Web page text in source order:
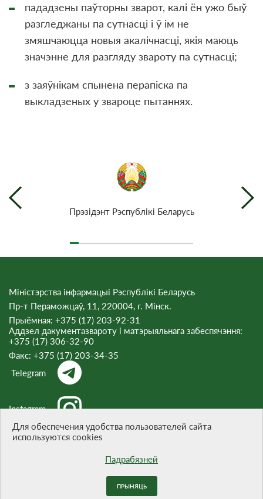
пададзены паўторны зварот, калі ён ужо быў
разгледжаны па сутнасці і ў ім не
змяшчаюцца новыя акалічнасці, якія маюць
значэнне для разгляду звароту па сутнасці;
з заяўнікам спынена перапіска па
выкладзеных у звароце пытаннях.
Прэзiдэнт Рэспублiкi Беларусь
Міністэрства інфармацыі Рэспублікі Беларусь
Пр-т Пераможцаў, 11, 220004, г. Мінск.
Прыёмная: +375 (17) 203-92-31
Аддзел дакументазвароту і матэрыяльнага забеспячэння:
+375 (17) 306-32-90
Факс: +375 (17) 203-34-35
Telegram
Instagram
Пры цытаванні матэрыялаў спасылка на сайт абавязковая.
Для обеспечения удобства пользователей сайта
используются cookies
Падрабязней
ПРЫНЯЦЬ